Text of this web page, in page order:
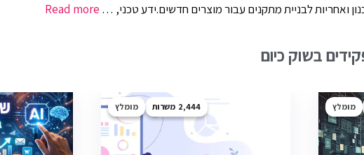
ואחריות לבניית מתקנים עבור מוצרים חדשים.ידע טכני, … Read more
בשוק כיום
מומלץ 2,444 מומלץ